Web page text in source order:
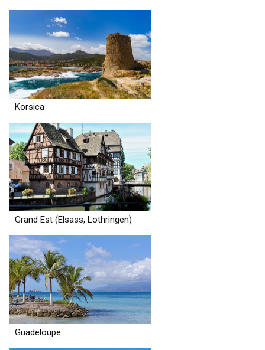
Korsica
Grand Est (Elsass, Lothringen)
Guadeloupe